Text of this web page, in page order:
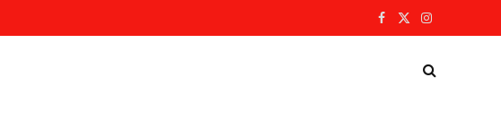
Facebook
X
Instagram